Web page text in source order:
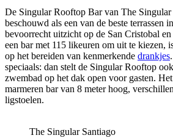
De Singular Rooftop Bar van The
beschouwd als een van de beste terrassen
bevoorrecht uitzicht op de San Cristobal
een bar met 115 likeuren om uit te kiezen,
op het bereiden van kenmerkende drankjes
speciaals: dan stelt de Singular Rooftop
zwembad op het dak open voor gasten.
marmeren bar van 8 meter hoog,
ligstoelen.
The Singular Santiago